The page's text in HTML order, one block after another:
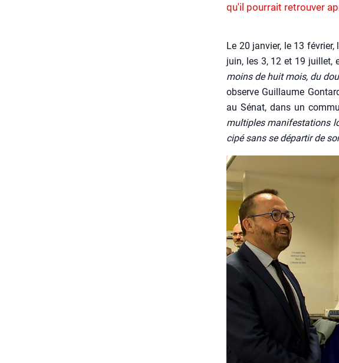
qu'il pourrait retrouver
Le 20 jan­vier, le 13
juin, les 3, 12 et 19 juillet,
moins de huit mois, du
observe Guillaume
au Sénat, dans un
mul­tiples mani­fes­ta­tions
ci­pé sans se dépar­tir de